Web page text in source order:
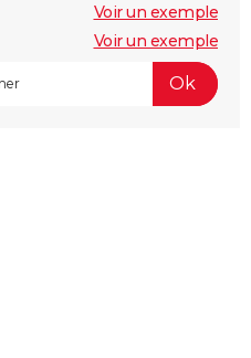
Voir un exemple
Voir un exemple